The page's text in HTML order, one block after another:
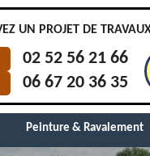
UN PROJET DE
02 52 56 21 66
06 67 20 36 35
Peinture & Ravalement